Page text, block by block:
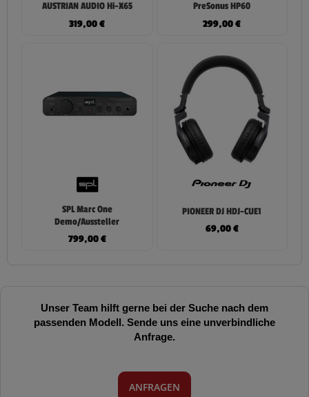
AUSTRIAN AUDIO Hi-X65
319,00€
PreSonus HP60
299,00€
SPL Marc One
Demo/Aussteller
799,00€
PIONEER DJ HDJ-CUE1
69,00€
Unser Team hilft gerne bei der Suche nach dem
passenden Modell. Sende uns eine unverbindliche
Anfrage.
ANFRAGEN